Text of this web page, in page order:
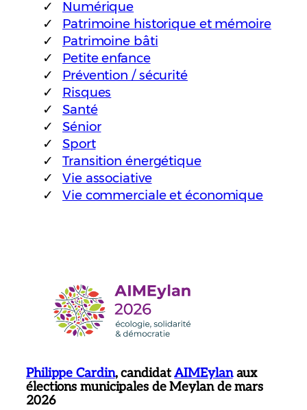
Numérique
Patrimoine historique et mémoire
Patrimoine bâti
Petite enfance
Prévention / sécurité
Risques
Santé
Sénior
Sport
Transition énergétique
Vie associative
Vie commerciale et économique
Philippe Cardin, candidatAIMEylanaux
élections municipales de Meylan de mars
2026